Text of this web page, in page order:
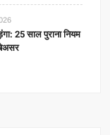
25 साल पुराना नियम